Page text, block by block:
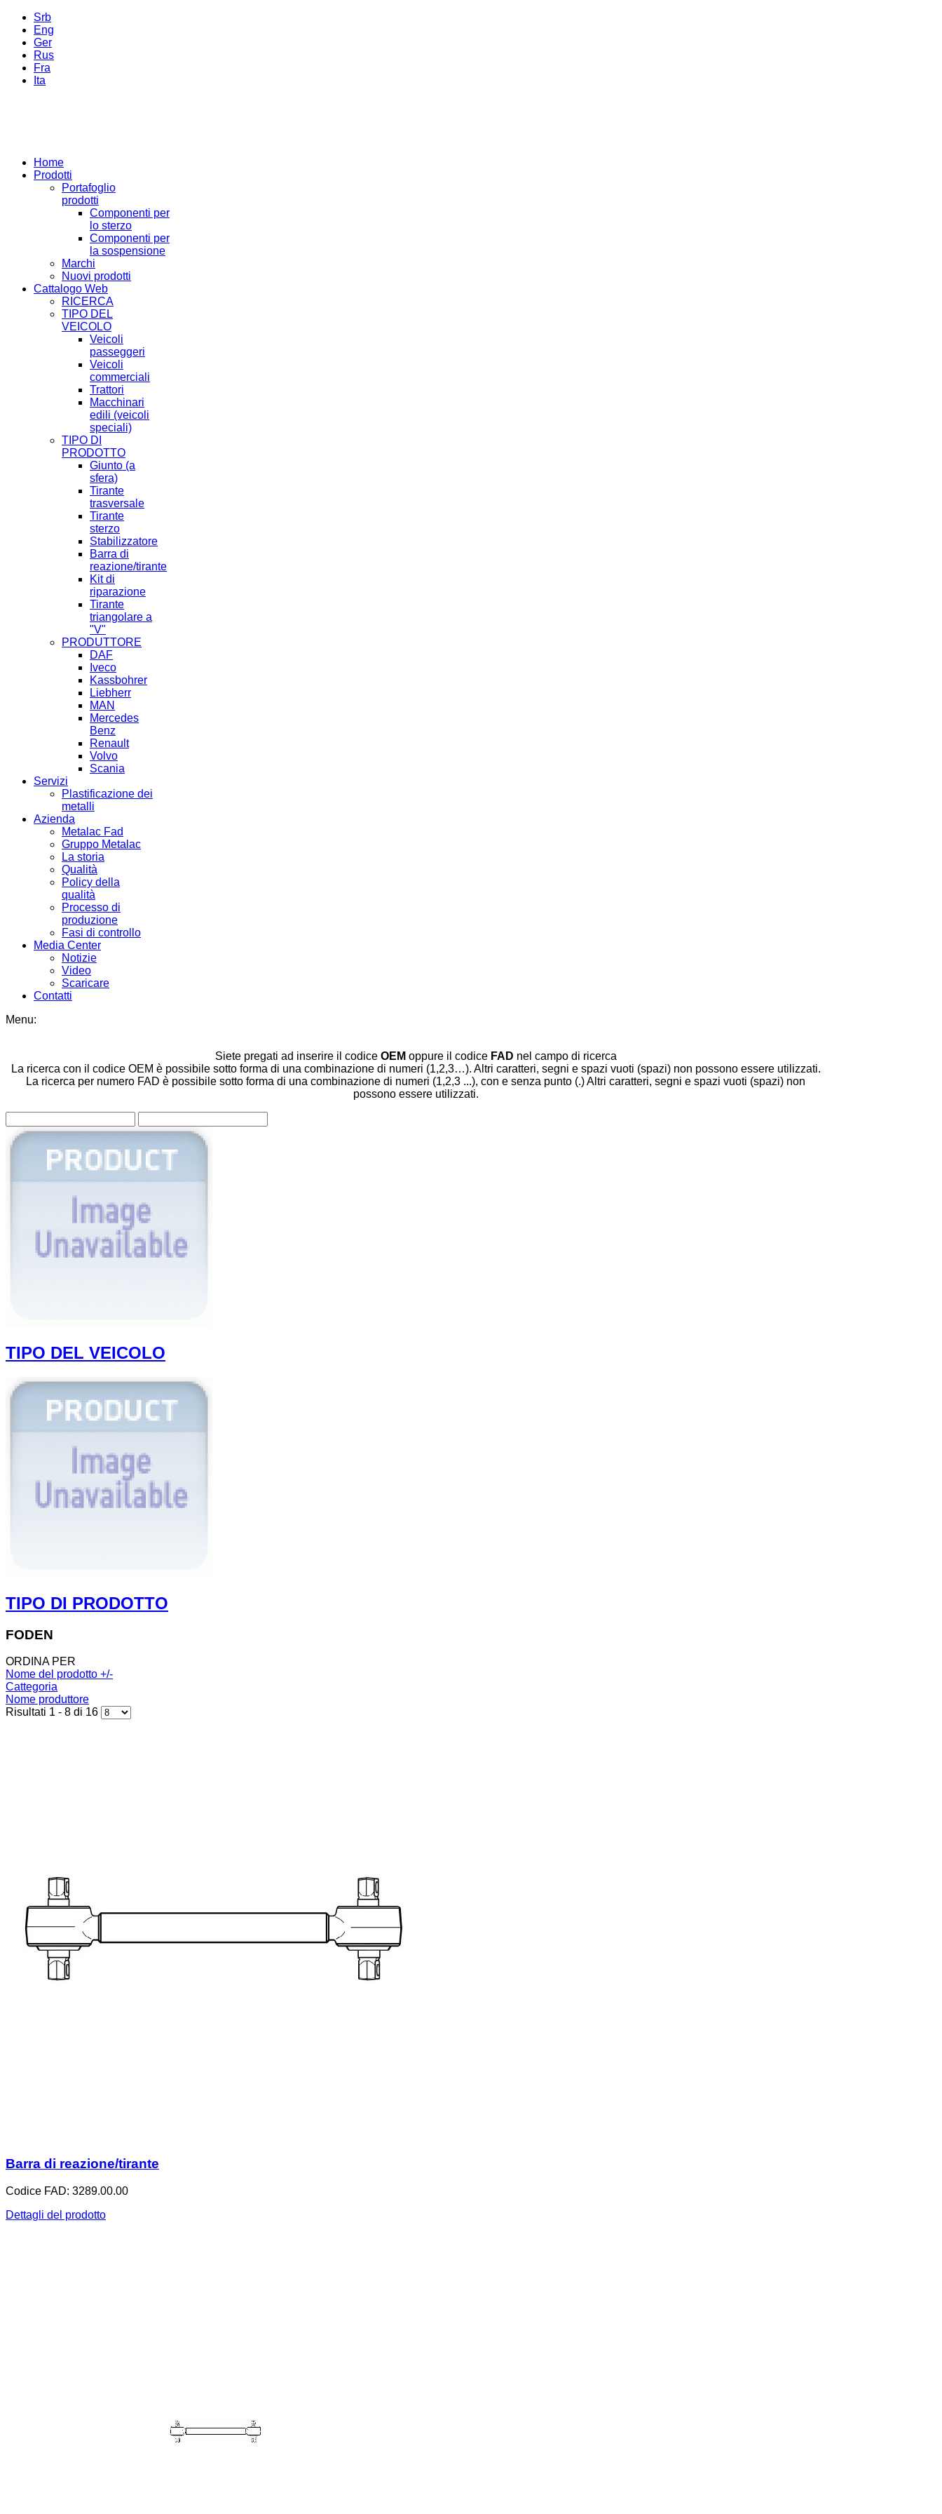
Srb
Eng
Ger
Rus
Fra
Ita
Home
Prodotti
Portafoglio
prodotti
Componenti per
lo sterzo
Componenti per
la sospensione
Marchi
Nuovi prodotti
Cattalogo Web
RICERCA
TIPO DEL
VEICOLO
Veicoli
passeggeri
Veicoli
commerciali
Trattori
Macchinari
edili (veicoli
speciali)
TIPO DI
PRODOTTO
Giunto (a
sfera)
Tirante
trasversale
Tirante
sterzo
Stabilizzatore
Barra di
reazione/tirante
Kit di
riparazione
Tirante
triangolare a
"V"
PRODUTTORE
DAF
Iveco
Kassbohrer
Liebherr
MAN
Mercedes
Benz
Renault
Volvo
Scania
Servizi
Plastificazione dei
metalli
Azienda
Metalac Fad
Gruppo Metalac
La storia
Qualità
Policy della
qualità
Processo di
produzione
Fasi di controllo
Media Center
Notizie
Video
Scaricare
Contatti
Menu:
Siete pregati ad inserire il codice OEM oppure il codice FAD nel campo di ricerca
La ricerca con il codice OEM è possibile sotto forma di una combinazione di numeri (1,2,3…). Altri caratteri, segni e spazi vuoti (spazi) non possono essere utilizzati.
La ricerca per numero FAD è possibile sotto forma di una combinazione di numeri (1,2,3 ...), con e senza punto (.) Altri caratteri, segni e spazi vuoti (spazi) non
possono essere utilizzati.
TIPO DEL VEICOLO
TIPO DI PRODOTTO
FODEN
ORDINA PER
Nome del prodotto +/-
Cattegoria
Nome produttore
Risultati 1 - 8 di 16
Barra di reazione/tirante
Codice FAD: 3289.00.00
Dettagli del prodotto